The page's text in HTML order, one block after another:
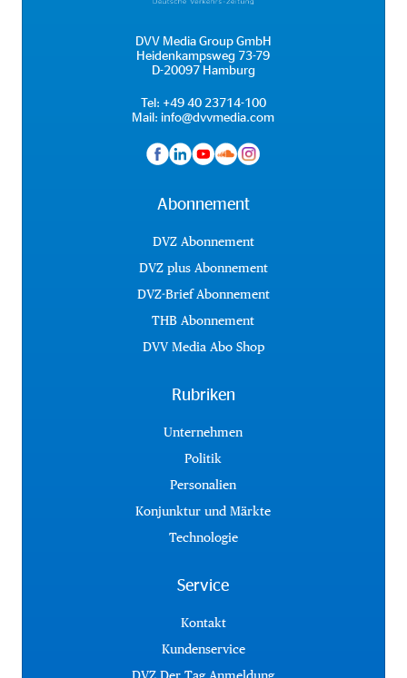
DVV Media Group GmbH
Heidenkampsweg 73-79
D-20097 Hamburg
Tel: +49 40 23714-100
Mail: info@dvvmedia.com
Abonnement
DVZ Abonnement
DVZ plus Abonnement
DVZ-Brief Abonnement
THB Abonnement
DVV Media Abo Shop
Rubriken
Unternehmen
Politik
Personalien
Konjunktur und Märkte
Technologie
Service
Kontakt
Kundenservice